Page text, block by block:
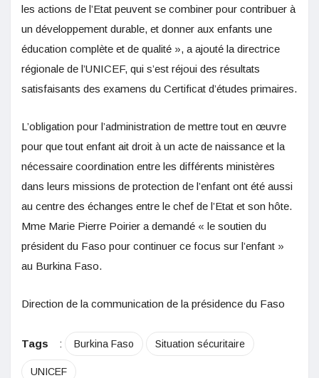
les actions de l’Etat peuvent se combiner pour contribuer à
un développement durable, et donner aux enfants une
éducation complète et de qualité », a ajouté la directrice
régionale de l’UNICEF, qui s’est réjoui des résultats
satisfaisants des examens du Certificat d’études primaires.
L’obligation pour l’administration de mettre tout en œuvre
pour que tout enfant ait droit à un acte de naissance et la
nécessaire coordination entre les différents ministères
dans leurs missions de protection de l’enfant ont été aussi
au centre des échanges entre le chef de l’Etat et son hôte.
Mme Marie Pierre Poirier a demandé « le soutien du
président du Faso pour continuer ce focus sur l’enfant »
au Burkina Faso.
Direction de la communication de la présidence du Faso
Tags : Burkina Faso Situation sécuritaire
UNICEF